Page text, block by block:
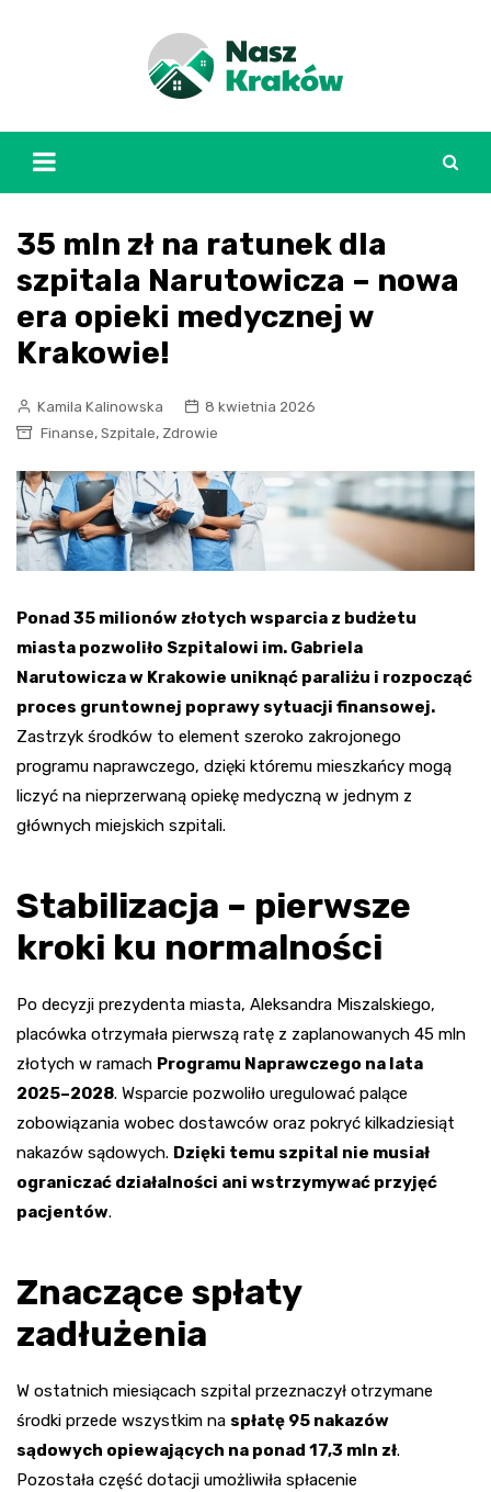
35 mln zł na ratunek dla
szpitala Narutowicza – nowa
era opieki medycznej w
Krakowie!
Kamila Kalinowska
8 kwietnia 2026
Finanse, Szpitale, Zdrowie
Ponad 35 milionów złotych wsparcia z budżetu
miasta pozwoliło Szpitalowi im. Gabriela
Narutowicza w Krakowie uniknąć paraliżu i rozpocząć
proces gruntownej poprawy sytuacji finansowej.
Zastrzyk środków to element szeroko zakrojonego
programu naprawczego, dzięki któremu mieszkańcy mogą
liczyć na nieprzerwaną opiekę medyczną w jednym z
głównych miejskich szpitali.
Stabilizacja – pierwsze
kroki ku normalności
Po decyzji prezydenta miasta, Aleksandra Miszalskiego,
placówka otrzymała pierwszą ratę z zaplanowanych 45 mln
złotych w ramach Programu Naprawczego na lata
2025–2028. Wsparcie pozwoliło uregulować palące
zobowiązania wobec dostawców oraz pokryć kilkadziesiąt
nakazów sądowych. Dzięki temu szpital nie musiał
ograniczać działalności ani wstrzymywać przyjęć
pacjentów.
Znaczące spłaty
zadłużenia
W ostatnich miesiącach szpital przeznaczył otrzymane
środki przede wszystkim na spłatę 95 nakazów
sądowych opiewających na ponad 17,3 mln zł.
Pozostała część dotacji umożliwiła spłacenie